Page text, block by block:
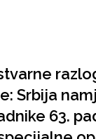
Srbija
63.